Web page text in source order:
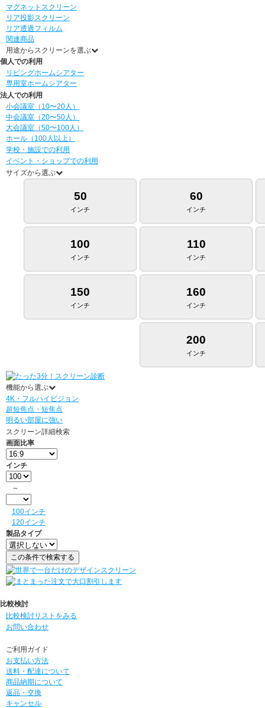
マグネットスクリーン
リア投影スクリーン
リア透過フィルム
関連商品
用途からスクリーンを選ぶ
個人での利用
リビングホームシアター
専用室ホームシアター
法人での利用
小会議室（10〜20人）
中会議室（20〜50人）
大会議室（50〜100人）
ホール（100人以上）
学校・施設での利用
イベント・ショップでの利用
サイズから選ぶ
50
インチ
60
インチ
100
インチ
110
インチ
150
インチ
160
インチ
200
インチ
機能から選ぶ
4K・フルハイビジョン
超短焦点・短焦点
明るい部屋に強い
スクリーン詳細検索
画面比率
インチ
～
100インチ
120インチ
製品タイプ
比較検討
比較検討リストをみる
お問い合わせ
ご利用ガイド
お支払い方法
送料・配達について
商品納期について
返品・交換
キャンセル